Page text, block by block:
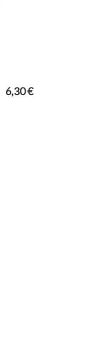
6,30 €